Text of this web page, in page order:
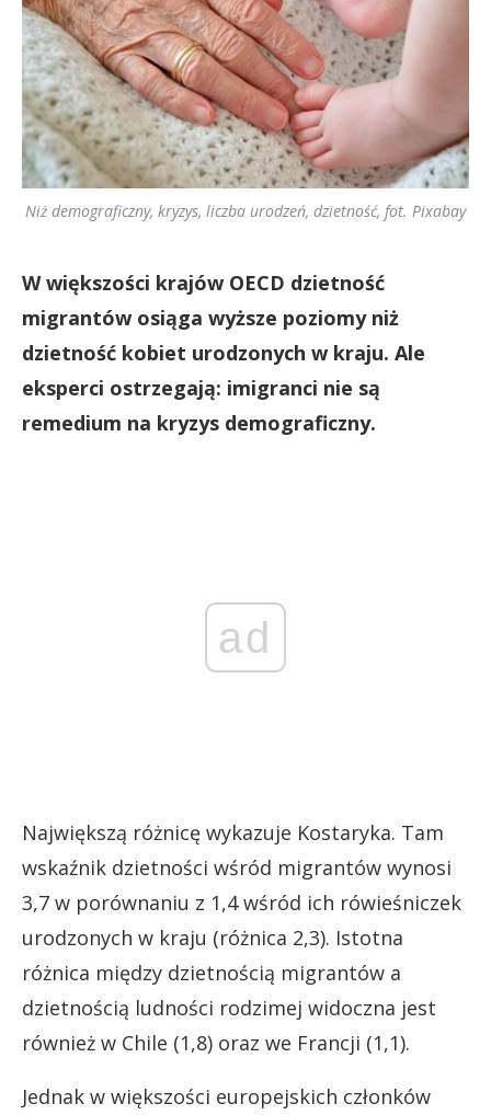
Niż demograficzny, kryzys, liczba urodzeń, dzietność, fot. Pixabay
W większości krajów OECD dzietność
migrantów osiąga wyższe poziomy niż
dzietność kobiet urodzonych w kraju. Ale
eksperci ostrzegają: imigranci nie są
remedium na kryzys demograficzny.
ad
Największą różnicę wykazuje Kostaryka. Tam
wskaźnik dzietności wśród migrantów wynosi
3,7 w porównaniu z 1,4 wśród ich rówieśniczek
urodzonych w kraju (różnica 2,3). Istotna
różnica między dzietnością migrantów a
dzietnością ludności rodzimej widoczna jest
również w Chile (1,8) oraz we Francji (1,1).
Jednak w większości europejskich członków